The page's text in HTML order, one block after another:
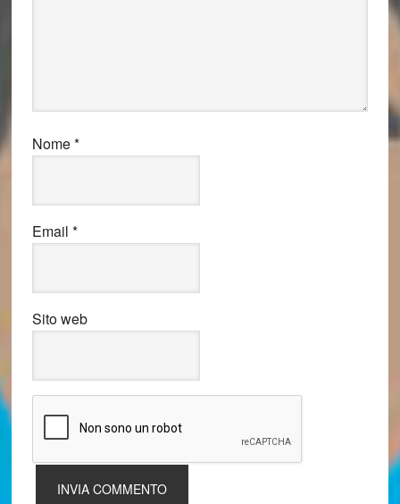
Nome*
Email *
Sito web